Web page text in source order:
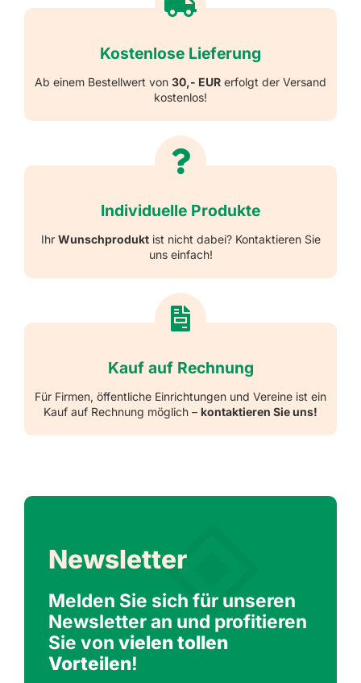
Kostenlose Lieferung
Ab einem Bestellwert von 30,- EUR erfolgt der Versand
kostenlos!
Individuelle Produkte
Ihr Wunschproduktist nicht dabei? Kontaktieren Sie
uns einfach!
Kauf auf Rechnung
Für Firmen, öffentliche Einrichtungen und Vereine ist ein
Kauf auf Rechnung möglich – kontaktieren Sie uns!
Newsletter
Melden Sie sich für unseren
Newsletter an und profitieren
Sie von vielen tollen
Vorteilen!